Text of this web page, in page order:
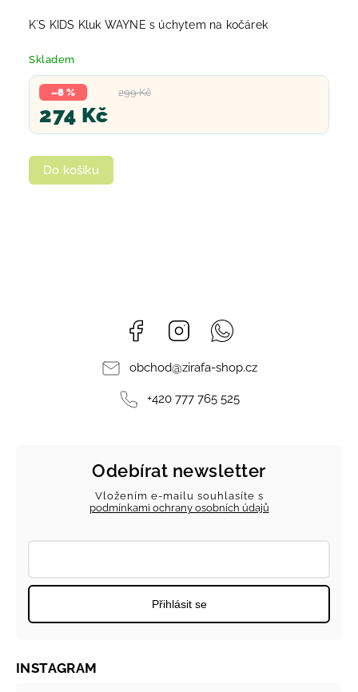
K´S KIDS Kluk WAYNE s úchytem na kočárek
Skladem
299 Kč
–8 %
274 Kč
Do košíku
Facebook Instagram
obchod@zirafa-shop.cz
+420 777 765 525
Odebírat newsletter
Vložením e-mailu souhlasíte s
podmínkami ochrany osobních údajů
Přihlásit se
INSTAGRAM